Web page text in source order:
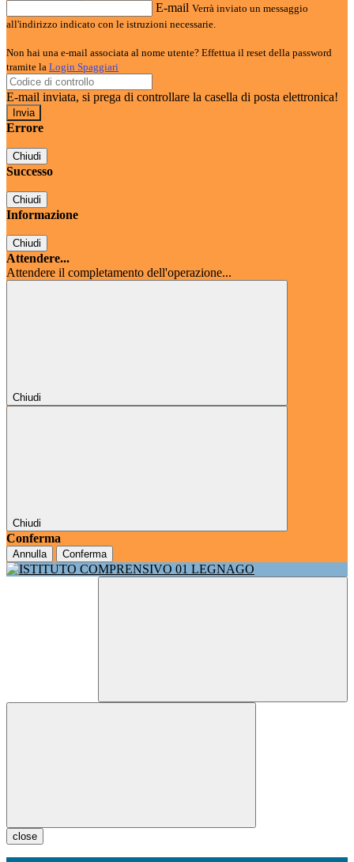
E-mail Verrà inviato un messaggio
all'indirizzo indicato con le istruzioni necessarie.
Non hai una e-mail associata al nome utente? Effettua il reset della password
tramite la Login Spaggiari
E-mail inviata, si prega di controllare la casella di posta elettronica!
Errore
Chiudi
Successo
Chiudi
Informazione
Chiudi
Attendere...
Attendere il completamento dell'operazione...
Chiudi
Chiudi
Conferma
Annulla Conferma
close